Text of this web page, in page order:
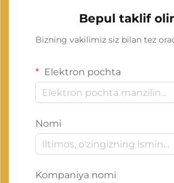
Bepul taklif
Bizning vakilimiz siz bilan tez
Elektron pochta
Nomi
Kompaniya nomi